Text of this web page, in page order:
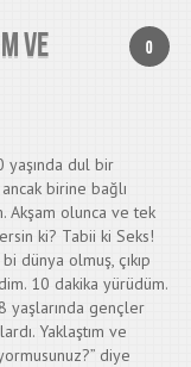
0
ve
yaşında dul bir
birine bağlı
Akşam olunca ve tek
ki? Tabii ki Seks!
dünya olmuş, çıkıp
10 dakika yürüdüm.
yaşlarında gençler
Yaklaştım ve
diye